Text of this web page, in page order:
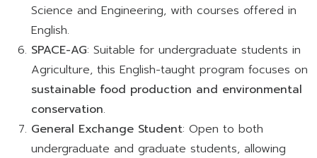
Science and Engineering, with courses offered in
English.
SPACE-AG: Suitable for undergraduate students in
Agriculture, this English-taught program focuses on
sustainable food production and environmental
conservation.
General Exchange Student: Open to both
undergraduate and graduate students, allowing